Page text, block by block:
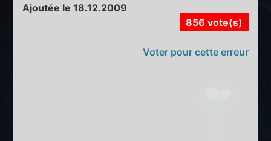
Ajoutée le 18.12.2009
856 vote(s)
Voter pour cette erreur